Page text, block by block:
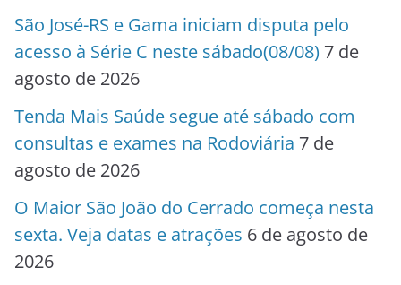
São José-RS e Gama iniciam disputa pelo
acesso à Série C neste sábado(08/08) 7 de
agosto de 2026
Tenda Mais Saúde segue até sábado com
consultas e exames na Rodoviária 7 de
agosto de 2026
O Maior São João do Cerrado começa nesta
sexta. Veja datas e atrações 6 de agosto de
2026